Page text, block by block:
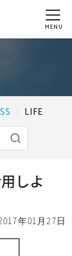
MENU
LIFE
しよ
年01月27日